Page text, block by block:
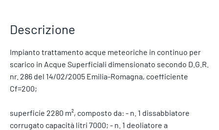
Descrizione
Impianto trattamento acque meteoriche in continuo per
scarico in Acque Superficiali dimensionato secondo D.G.R.
nr. 286 del 14/02/2005 Emilia-Romagna, coefficiente
Cf=200;
superficie 2280 m², composto da: - n. 1 dissabbiatore
corrugato capacità litri 7000; - n. 1 deoliatore a